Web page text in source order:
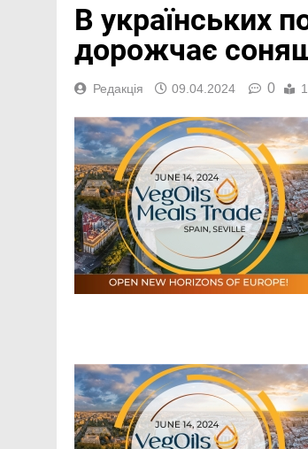
В українських
дорожчає
Редакція 09.04.2024 0
Link